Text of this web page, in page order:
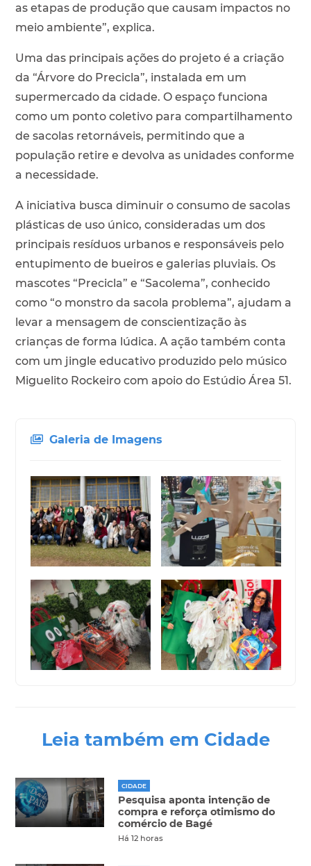
as etapas de produção que causam impactos no
meio ambiente”, explica.
Uma das principais ações do projeto é a criação
da “Árvore do Precicla”, instalada em um
supermercado da cidade. O espaço funciona
como um ponto coletivo para compartilhamento
de sacolas retornáveis, permitindo que a
população retire e devolva as unidades conforme
a necessidade.
A iniciativa busca diminuir o consumo de sacolas
plásticas de uso único, consideradas um dos
principais resíduos urbanos e responsáveis pelo
entupimento de bueiros e galerias pluviais. Os
mascotes “Precicla” e “Sacolema”, conhecido
como “o monstro da sacola problema”, ajudam a
levar a mensagem de conscientização às
crianças de forma lúdica. A ação também conta
com um jingle educativo produzido pelo músico
Miguelito Rockeiro com apoio do Estúdio Área 51.
Galeria de Imagens
Leia também em Cidade
CIDADE
Pesquisa aponta intenção de
compra e reforça otimismo do
comércio de Bagé
Há 12 horas